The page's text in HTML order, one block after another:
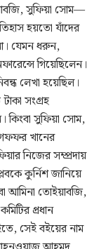
সুফিয়া সোম—
হয়তো যাঁদের
যেমন ধরুন,
গিয়েছিলেন।
লেখা হয়েছিল।
সংগ্রহ
কিংবা সুফিয়া সোম,
খানের
নিজের সম্প্রদায়
কুর্নিশ জানিয়ে
আমিনা তোইয়াবজি,
প্রধান
সেই বইয়ের নাম